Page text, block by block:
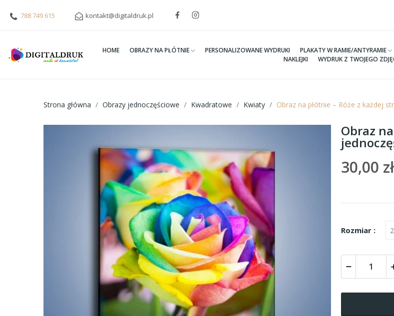
788 749 615 kontakt@digitaldruk.pl
HOME OBRAZY NA PŁÓTNIE PERSONALIZOWANE WYDRUKI PLAKATY W RAMIE/ANTYRAMIE
NAKLEJKI
WYDRUK Z TWOJEGO
Strona główna Obrazy jednoczęściowe Kwadratowe Kwiaty Obraz na płótnie – Róże z każdej
Obraz
30,00 zł
Rozmiar :